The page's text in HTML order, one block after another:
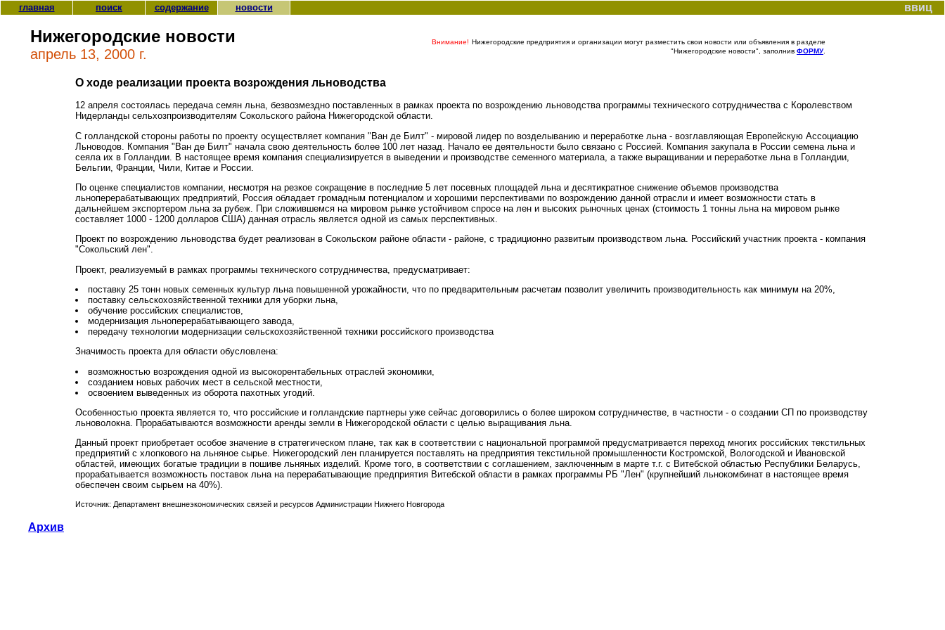
главная поиск содержание новости ввиц
Нижегородские новости
апрель 13, 2000 г.
Внимание! Нижегородские предприятия и организации могут разместить свои новости или объявления в разделе
"Нижегородские новости", заполнив ФОРМУ.
О ходе реализации проекта возрождения льноводства
12 апреля состоялась передача семян льна, безвозмездно поставленных в рамках проекта по возрождению льноводства программы технического сотрудничества с Королевством
Нидерланды сельхозпроизводителям Сокольского района Нижегородской области.
С голландской стороны работы по проекту осуществляет компания "Ван де Билт" - мировой лидер по возделыванию и переработке льна - возглавляющая Европейскую Ассоциацию
Льноводов. Компания "Ван де Билт" начала свою деятельность более 100 лет назад. Начало ее деятельности было связано с Россией. Компания закупала в России семена льна и
сеяла их в Голландии. В настоящее время компания специализируется в выведении и производстве семенного материала, а также выращивании и переработке льна в Голландии,
Бельгии, Франции, Чили, Китае и России.
По оценке специалистов компании, несмотря на резкое сокращение в последние 5 лет посевных площадей льна и десятикратное снижение объемов производства
льноперерабатывающих предприятий, Россия обладает громадным потенциалом и хорошими перспективами по возрождению данной отрасли и имеет возможности стать в
дальнейшем экспортером льна за рубеж. При сложившемся на мировом рынке устойчивом спросе на лен и высоких рыночных ценах (стоимость 1 тонны льна на мировом рынке
составляет 1000 - 1200 долларов США) данная отрасль является одной из самых перспективных.
Проект по возрождению льноводства будет реализован в Сокольском районе области - районе, с традиционно развитым производством льна. Российский участник проекта - компания
"Сокольский лен".
Проект, реализуемый в рамках программы технического сотрудничества, предусматривает:
поставку 25 тонн новых семенных культур льна повышенной урожайности, что по предварительным расчетам позволит увеличить производительность как минимум на 20%,
поставку сельскохозяйственной техники для уборки льна,
обучение российских специалистов,
модернизация льноперерабатывающего завода,
передачу технологии модернизации сельскохозяйственной техники российского производства
Значимость проекта для области обусловлена:
возможностью возрождения одной из высокорентабельных отраслей экономики,
созданием новых рабочих мест в сельской местности,
освоением выведенных из оборота пахотных угодий.
Особенностью проекта является то, что российские и голландские партнеры уже сейчас договорились о более широком сотрудничестве, в частности - о создании СП по производству
льноволокна. Прорабатываются возможности аренды земли в Нижегородской области с целью выращивания льна.
Данный проект приобретает особое значение в стратегическом плане, так как в соответствии с национальной программой предусматривается переход многих российских текстильных
предприятий с хлопкового на льняное сырье. Нижегородский лен планируется поставлять на предприятия текстильной промышленности Костромской, Вологодской и Ивановской
областей, имеющих богатые традиции в пошиве льняных изделий. Кроме того, в соответствии с соглашением, заключенным в марте т.г. с Витебской областью Республики Беларусь,
прорабатывается возможность поставок льна на перерабатывающие предприятия Витебской области в рамках программы РБ "Лен" (крупнейший льнокомбинат в настоящее время
обеспечен своим сырьем на 40%).
Источник: Департамент внешнеэкономических связей и ресурсов Администрации Нижнего Новгорода
Архив